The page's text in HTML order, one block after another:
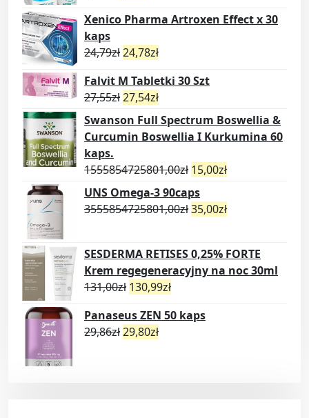
Xenico Pharma Artroxen Effect x 30
kaps
24,79zł24,78zł
Falvit M Tabletki 30 Szt
27,55zł27,54zł
Swanson Full Spectrum Boswellia &
Curcumin Boswellia I Kurkumina 60
kaps.
1555854725801,00zł 15,00zł
UNS Omega-3 90caps
3555854725801,00zł35,00zł
SESDERMA RETISES 0,25% FORTE
Krem regegeneracyjny na noc 30ml
131,00zł 130,99zł
Panaseus ZEN 50 kaps
29,86zł29,80zł